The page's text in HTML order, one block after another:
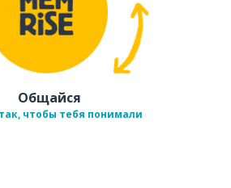
Общайся
чтобы тебя понимали